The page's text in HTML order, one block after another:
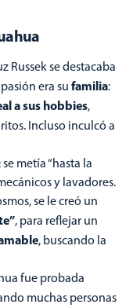
Russek se destacaba
era su familia:
a sus hobbies,
Incluso inculcó a
metía “hasta la
y lavadores.
se le creó un
, para reflejar un
, buscando la
fue probada
muchas personas